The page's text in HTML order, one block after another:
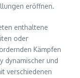
eröffnen.
enthaltene
oder
Kämpfen
dynamischer und
verschiedenen